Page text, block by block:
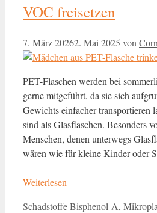
VOC freisetzen
7. März 20262. Mai 2025 von
PET-Flaschen werden bei
gerne mitgeführt, da sie sich
Gewichts einfacher transportieren
sind als Glasflaschen. Besonders
Menschen, denen unterwegs
wären wie für kleine Kinder oder
Weiterlesen
Kategorien
SchadstoffeSchlagwörter
Bisphenol-A,